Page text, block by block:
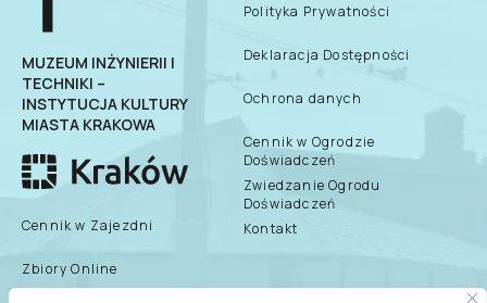
MUZEUM INŻYNIERII I
TECHNIKI –
INSTYTUCJA KULTURY
MIASTA KRAKOWA
Cennik w Zajezdni
Zbiory Online
Polityka Prywatności
Deklaracja Dostępności
Ochrona danych
Cennik w Ogrodzie
Doświadczeń
Zwiedzanie Ogrodu
Doświadczeń
Kontakt